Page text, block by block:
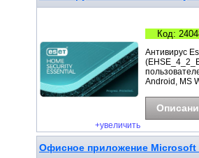
+увеличить
Код:
Антивирус
Android, MS
Офисное приложение Microsoft